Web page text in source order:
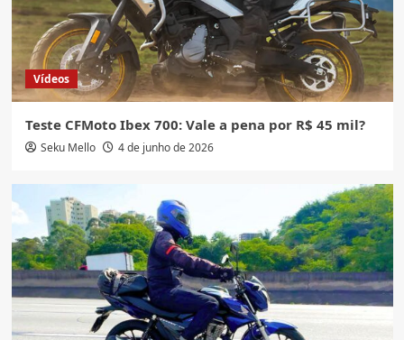
Notícias Novidades
Honda Sahara 300 Adventure 2027, Veja
fotos e preço da trail topo da linha
Acima de 600cc Destaques Honda Motos
Notícias
Novidades
Honda X-ADV 2027, Veja preço e ficha
técnica
5
Destaques
Novidades
Parceiros
5 Motos Bajaj 0km com o maior custo-
benefício à venda no Brasil
Vídeos
Teste CFMoto Ibex 700: Vale a pena por R$ 45 mil?
Seku Mello 4 de junho de 2026